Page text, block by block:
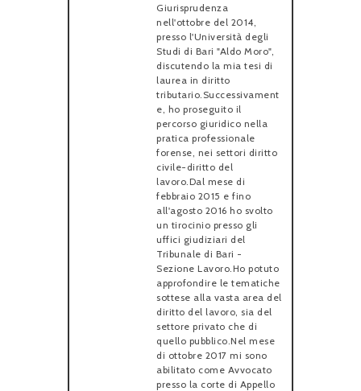
Giurisprudenza
nell'ottobre del 2014,
presso l'Università degli
Studi di Bari "Aldo Moro",
discutendo la mia tesi di
laurea in diritto
tributario.Successivament
e, ho proseguito il
percorso giuridico nella
pratica professionale
forense, nei settori diritto
civile-diritto del
lavoro.Dal mese di
febbraio 2015 e fino
all'agosto 2016 ho svolto
un tirocinio presso gli
uffici giudiziari del
Tribunale di Bari -
Sezione Lavoro.Ho potuto
approfondire le tematiche
sottese alla vasta area del
diritto del lavoro, sia del
settore privato che di
quello pubblico.Nel mese
di ottobre 2017 mi sono
abilitato come Avvocato
presso la corte di Appello